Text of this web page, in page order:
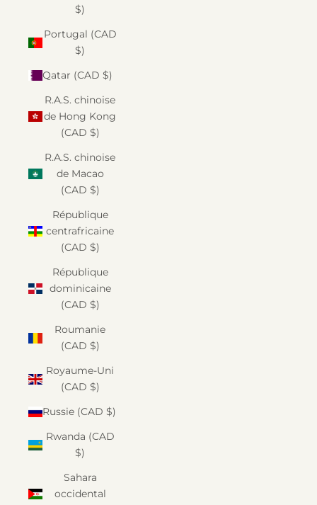
$)
Portugal (CAD
$)
Qatar (CAD $)
R.A.S. chinoise
de Hong Kong
(CAD $)
R.A.S. chinoise
de Macao
(CAD $)
République
centrafricaine
(CAD $)
République
dominicaine
(CAD $)
Roumanie
(CAD $)
Royaume-Uni
(CAD $)
Russie (CAD $)
Rwanda (CAD
$)
Sahara
occidental